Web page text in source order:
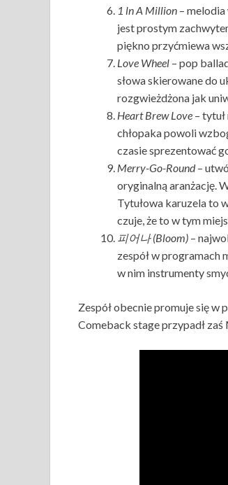
1 ln A Million –
jest prostym
piękno przyćmiewa
Love Wheel – pop
słowa skierowane do
rozgwieżdżona jak
Heart Brew Love –
chłopaka powoli
czasie sprezentować
Merry-Go-Round–
oryginalną aranżację.
Tytułowa karuzela to
czuje, że to w tym
피어나 (Bloom) –
zespół w programach
w nim instrumenty
Zespół obecnie promuje się w
Comeback stage przypadł